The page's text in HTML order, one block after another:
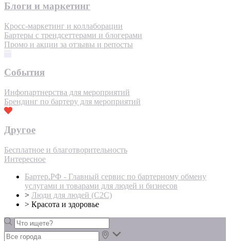
Блоги и маркетинг
Кросс-маркетинг и коллаборации
Бартеры с трендсеттерами и блогерами
Промо и акции за отзывы и репосты
События
Инфопартнерства для мероприятий
Брендинг по бартеру для мероприятий
Другое
Бесплатное и благотворительность
Интересное
Бартер.РФ - Главный сервис по бартерному обмену
услугами и товарами для людей и бизнесов
> Люди для людей (С2С)
> Красота и здоровье